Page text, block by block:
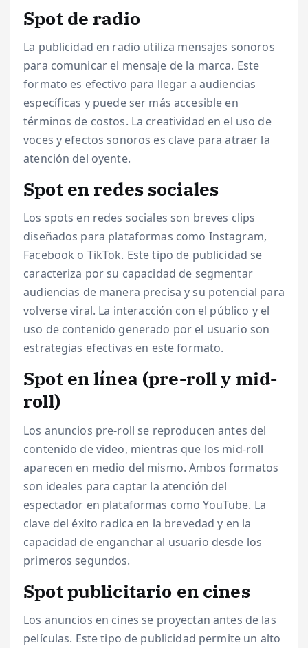
Spot de radio
La publicidad en radio utiliza mensajes sonoros
para comunicar el mensaje de la marca. Este
formato es efectivo para llegar a audiencias
específicas y puede ser más accesible en
términos de costos. La creatividad en el uso de
voces y efectos sonoros es clave para atraer la
atención del oyente.
Spot en redes sociales
Los spots en redes sociales son breves clips
diseñados para plataformas como Instagram,
Facebook o TikTok. Este tipo de publicidad se
caracteriza por su capacidad de segmentar
audiencias de manera precisa y su potencial para
volverse viral. La interacción con el público y el
uso de contenido generado por el usuario son
estrategias efectivas en este formato.
Spot en línea (pre-roll y mid-
roll)
Los anuncios pre-roll se reproducen antes del
contenido de video, mientras que los mid-roll
aparecen en medio del mismo. Ambos formatos
son ideales para captar la atención del
espectador en plataformas como YouTube. La
clave del éxito radica en la brevedad y en la
capacidad de enganchar al usuario desde los
primeros segundos.
Spot publicitario en cines
Los anuncios en cines se proyectan antes de las
películas. Este tipo de publicidad permite un alto